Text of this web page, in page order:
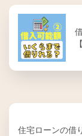
住宅ローンの借